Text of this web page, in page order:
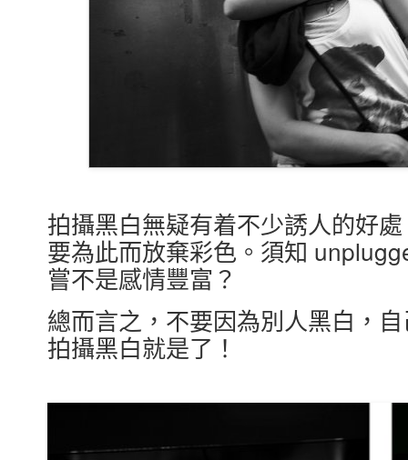
拍攝黑白無疑有着不少誘人的好
要為此而放棄彩色。須知
嘗不是感情豐富？
總而言之，不要因為別人黑白，
拍攝黑白就是了！